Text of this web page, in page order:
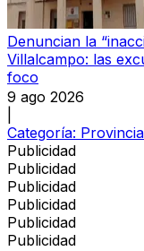
Denuncian la
Villalcampo: las
foco
9 ago 2026
Categoría: Provincia
Publicidad
Publicidad
Publicidad
Publicidad
Publicidad
Publicidad